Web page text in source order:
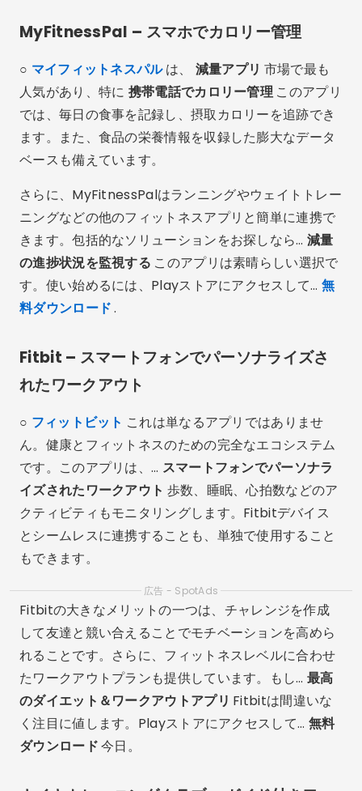
MyFitnessPal – スマホでカロリー管理
○ マイフィットネスパルは、 減量アプリ 市場で最も
人気があり、特に 携帯電話でカロリー管理このアプリ
では、毎日の食事を記録し、摂取カロリーを追跡でき
ます。また、食品の栄養情報を収録した膨大なデータ
ベースも備えています。
さらに、MyFitnessPalはランニングやウェイトトレー
ニングなどの他のフィットネスアプリと簡単に連携で
きます。包括的なソリューションをお探しなら… 減量
の進捗状況を監視する このアプリは素晴らしい選択で
す。使い始めるには、Playストアにアクセスして… 無
料ダウンロード.
Fitbit – スマートフォンでパーソナライズさ
れたワークアウト
○ フィットビット これは単なるアプリではありませ
ん。健康とフィットネスのための完全なエコシステム
です。このアプリは、… スマートフォンでパーソナラ
イズされたワークアウト 歩数、睡眠、心拍数などのア
クティビティもモニタリングします。Fitbitデバイス
とシームレスに連携することも、単独で使用すること
もできます。
広告 - SpotAds
Fitbitの大きなメリットの一つは、チャレンジを作成
して友達と競い合えることでモチベーションを高めら
れることです。さらに、フィットネスレベルに合わせ
たワークアウトプランも提供しています。もし… 最高
のダイエット＆ワークアウトアプリ Fitbitは間違いな
く注目に値します。Playストアにアクセスして… 無料
ダウンロード今日。